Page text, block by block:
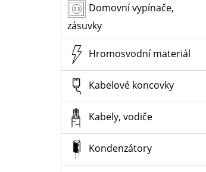
Domovní vypínače,
zásuvky
Hromosvodní materiál
Kabelové koncovky
Kabely, vodiče
Kondenzátory